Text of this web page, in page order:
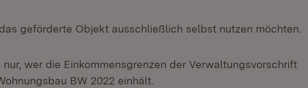
geförderte Objekt ausschließlich selbst nutzen möchten.
wer die Einkommensgrenzen der Verwaltungsvorschrift
BW 2022 einhält.